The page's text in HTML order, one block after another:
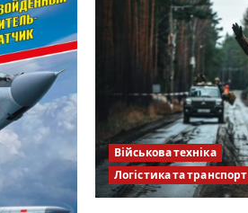
Військова техніка
Логістика та транспорт